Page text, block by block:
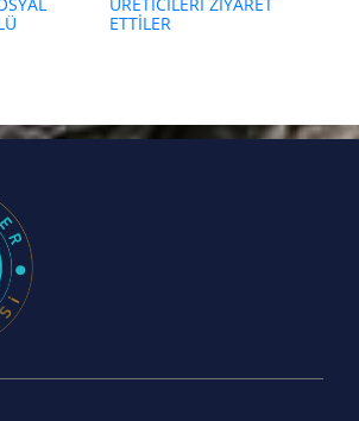
ÜRETİCİLERİ ZİYARET
ETTİLER